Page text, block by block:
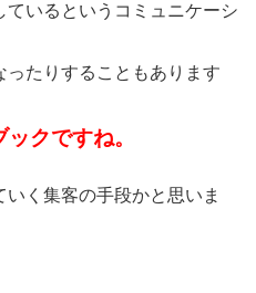
いるというコミュニケーシ
ったりすることもあります
クですね。
く集客の手段かと思いま